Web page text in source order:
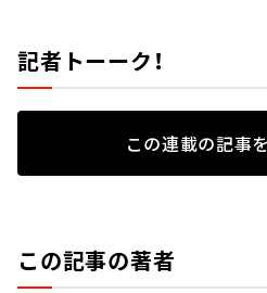
記者トーーク！
この連載の記事
この記事の著者